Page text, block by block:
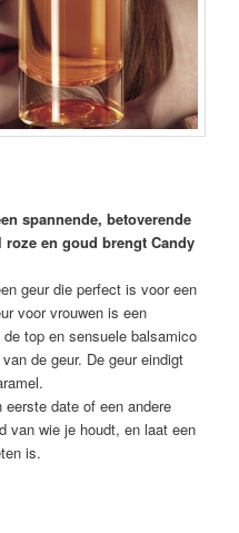
spannende, betoverende
en goud brengt Candy
geur die perfect is voor een
voor vrouwen is een
top en sensuele balsamico
de geur. De geur eindigt
eerste date of een andere
van wie je houdt, en laat een
is.